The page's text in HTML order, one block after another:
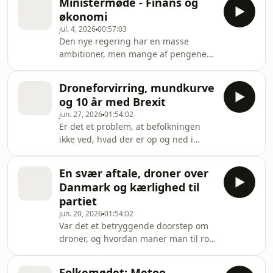
regeringsgrundlaget kalder kultur
svært område at forandre. Hvorfor er
undervisningsområdet et evigt
slagsmål? Hvordan balancerer man
hensynet til elever, lærere, forældre
og kommuner? Og er det sværere at
skære i SU'en end at lukke
undervisningen ned under corona?
Hvordan træffe
økonomi
jul. 4, 202600:57:03
Den nye regering har en masse
ambitioner, men mange af pengene
år på hårdt arbejde, og netop Bjarne
Corydon og Brian Mikkelsen har
erfaring med at være minister for
dem, der tæller statens penge. Hvad
laver en finans- eller
økonomiminister? Må værdier træde i
baggrunden, når man træder ind i de
økonomiske ministerier? Har man
nemmere ved at fin
Droneforvirring, mundkurve
og 10 år med Brexit
jun. 27, 202601:54:02
Er det et problem, at befolkningen
ikke ved, hvad der er op og ned i
Mette Frederiksen? Hvornår giver man
et Folketingsmedlem mundkurv på,
som det i denne uge er tilfældet med
DF'eren Allan Feldt? Hvordan er det at
trække en mærkesag i land, og hvad
har udfaldet af Brexit betydet for den
danske EU-debat? Kom med gennem
Svingdø
En svær aftale, droner over
Danmark og kærlighed til
partiet
jun. 20, 202601:54:02
Var det et betryggende doorstep om
droner, og hvordan maner man til ro,